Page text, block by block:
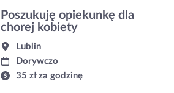
Poszukuję opiekunkę dla
chorej kobiety
Lublin
Dorywczo
35 zł za godzinę